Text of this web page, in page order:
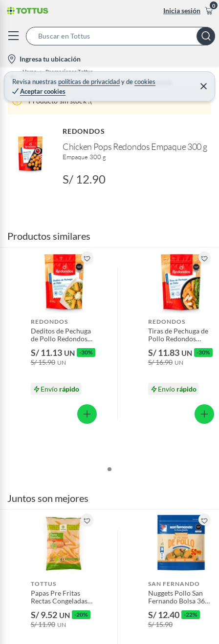
Inicia sesión
0
h
o
Ingresa tu ubicación
Revisa nuestras políticas de privacidadydecookies
Aceptar cookies
C
e
r
Home
Promociones Tottus
HASTA 30% EN HAMBURGUESAS, NUGGETS Y APANADOS
Producto sin stock :(
REDONDOS
Chicken Pops Redondos Empaque 300 g
Empaque 300 g
S/ 12.90
Productos similares
REDONDOS
Deditos de Pechuga
de Pollo Redondos
S/ 11.13 UN -30%
S/ 15.90 UN
Envío rápido
REDONDOS
Tiras de Pechuga de
Pollo Redondos
S/ 11.83 UN -30%
S/ 16.90 UN
Envío rápido
Juntos son mejores
TOTTUS
Papas Pre Fritas
Rectas Congeladas
Tottus Bolsa 1 Kg
S/ 9.52 UN -20%
S/ 11.90 UN
SAN FERNANDO
Nuggets Pollo San
Fernando Bolsa 36
S/ 12.40 -22%
S/ 15.90